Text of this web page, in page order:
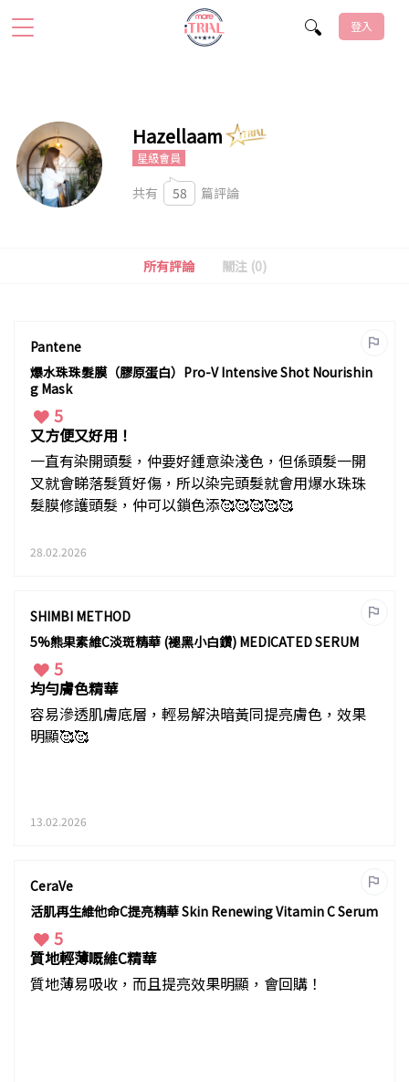
登入
Hazellaam
星級會員
共有 58 篇評論
所有評論 關注 (0)
Pantene
爆水珠珠髮膜（膠原蛋白）Pro-V Intensive Shot Nourishin
g Mask
5
又方便又好用！
一直有染開頭髮，仲要好鍾意染淺色，但係頭髮一開
叉就會睇落髮質好傷，所以染完頭髮就會用爆水珠珠
髮膜修護頭髮，仲可以鎖色添🥰🥰🥰🥰🥰
28.02.2026
SHIMBI METHOD
5%熊果素維C淡斑精華 (褪黑小白鑽) MEDICATED SERUM
5
均勻膚色精華
容易滲透肌膚底層，輕易解決暗黃同提亮膚色，效果
明顯🥰🥰
13.02.2026
CeraVe
活肌再生維他命C提亮精華 Skin Renewing Vitamin C Serum
5
質地輕薄嘅維C精華
質地薄易吸收，而且提亮效果明顯，會回購！